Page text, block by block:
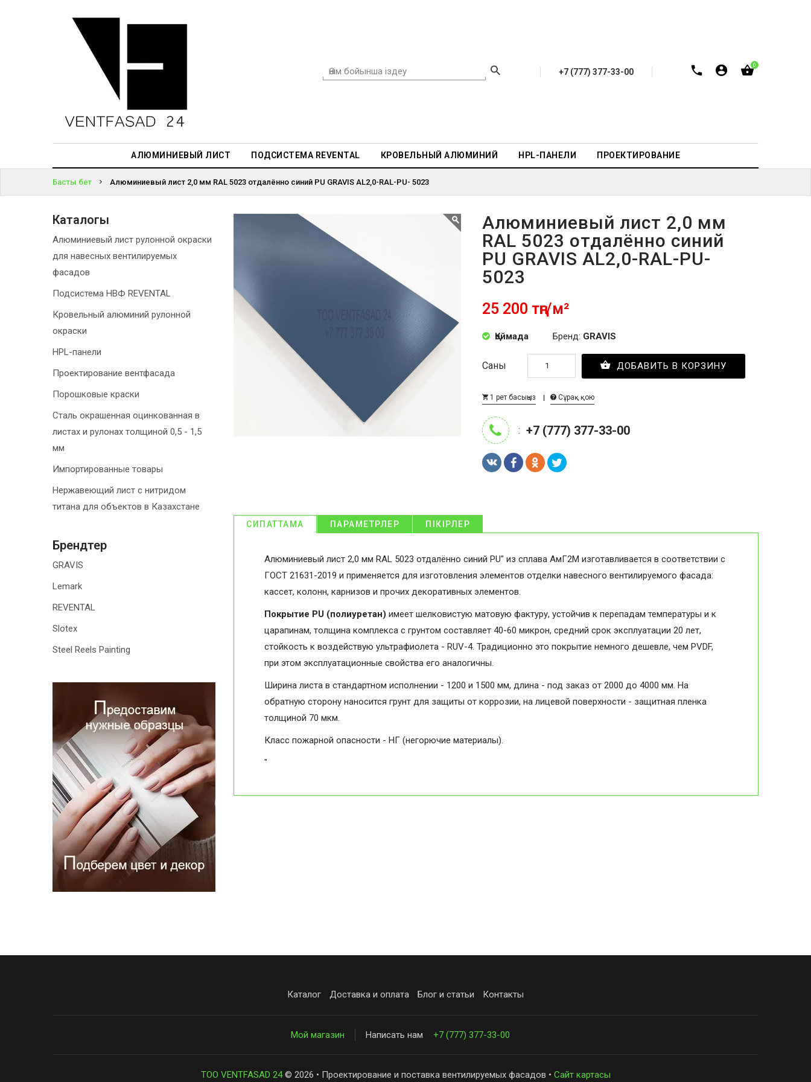
+7 (777) 377-33-00
0
АЛЮМИНИЕВЫЙ ЛИСТ ПОДСИСТЕМА REVENTAL КРОВЕЛЬНЫЙ АЛЮМИНИЙ HPL-ПАНЕЛИ ПРОЕКТИРОВАНИЕ
АЛЮМИНИЕВЫЙ
ПРОЕКТИРОВАНИЕ
КІРІҢІЗ
ПАРОЛЬДІ
БА?
Басты бет Алюминиевый лист 2,0 мм RAL 5023 отдалённо синий PU GRAVIS AL2,0-RAL-PU- 5023
Алюминиевый лист 2,0 мм
RAL 5023 отдалённо синий
PU GRAVIS AL2,0-RAL-PU-
5023
25 200 тңг/м²
Қоймада Бренд: GRAVIS
Саны ДОБАВИТЬ В КОРЗИНУ
1 рет басыңыз Сұрақ қою
: +7 (777) 377-33-00
СИПАТТАМА ПАРАМЕТРЛЕР ПІКІРЛЕР
Алюминиевый лист 2,0 мм RAL 5023 отдалённо синий PU" из сплава АмГ2М изготавливается в соответствии с
ГОСТ 21631-2019 и применяется для изготовления элементов отделки навесного вентилируемого фасада:
кассет, колонн, карнизов и прочих декоративных элементов.
Покрытие PU (полиуретан) имеет шелковистую матовую фактуру, устойчив к перепадам температуры и к
царапинам, толщина комплекса с грунтом составляет 40-60 микрон, средний срок эксплуатации 20 лет,
стойкость к воздействую ультрафиолета - RUV-4. Традиционно это покрытие немного дешевле, чем PVDF,
при этом эксплуатационные свойства его аналогичны.
Ширина листа в стандартном исполнении - 1200 и 1500 мм, длина - под заказ от 2000 до 4000 мм. На
обратную сторону наносится грунт для защиты от коррозии, на лицевой поверхности - защитная пленка
толщиной 70 мкм.
Класс пожарной опасности - НГ (негорючие материалы).
"
Каталогы
Алюминиевый лист рулонной окраски
для навесных вентилируемых
фасадов
Подсистема НВФ REVENTAL
Кровельный алюминий рулонной
окраски
HPL-панели
Проектирование вентфасада
Порошковые краски
Сталь окрашенная оцинкованная в
листах и рулонах толщиной 0,5 - 1,5
мм
Импортированные товары
Нержавеющий лист с нитридом
титана для объектов в Казахстане
Брендтер
GRAVIS
Lemark
REVENTAL
Slotex
Steel Reels Painting
Каталог Доставка и оплата Блог и статьи Контакты
Мой магазин Написать нам +7 (777) 377-33-00
ТОО VENTFASAD 24© 2026 • Проектирование и поставка вентилируемых фасадов • Сайт картасы